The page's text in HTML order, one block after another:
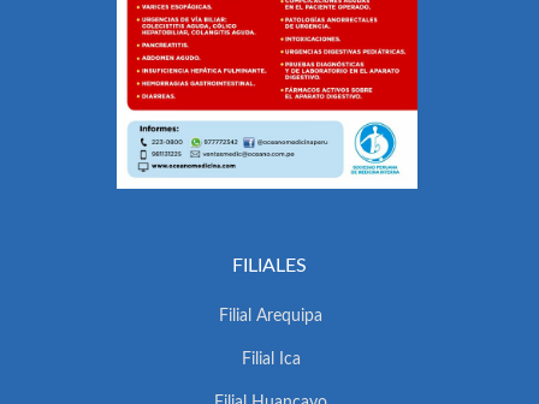
FILIALES
Filial Arequipa
Filial Ica